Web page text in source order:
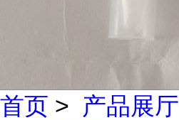
首页 > 产品展厅